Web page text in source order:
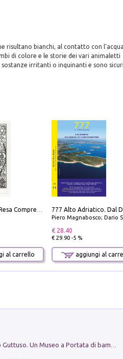
risultano bianchi, al contatto con
di colore e le storie dei vari animaletti
irritanti o inquinanti e sono
al carrello
Piero Magnabosco; Dario Silvestro; Marco
€ 28.40
€ 29.90 -5 %
aggiungi al